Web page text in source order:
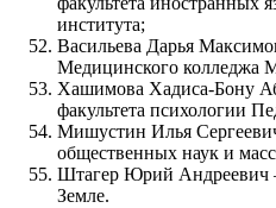
института;
Васильева Дарья
Медицинского колледжа
Хашимова Хадиса-Бону
факультета психологии
Мишустин Илья
общественных наук и
Штагер Юрий Андреевич
Земле.